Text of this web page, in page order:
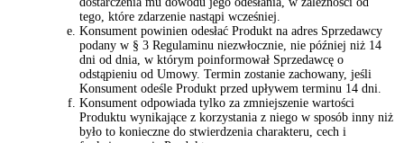
tego, które zdarzenie nastąpi wcześniej.
Konsument powinien odesłać Produkt na adres Sprzedawcy
podany w § 3 Regulaminu niezwłocznie, nie później niż 14
dni od dnia, w którym poinformował Sprzedawcę o
odstąpieniu od Umowy. Termin zostanie zachowany, jeśli
Konsument odeśle Produkt przed upływem terminu 14 dni.
Konsument odpowiada tylko za zmniejszenie wartości
Produktu wynikające z korzystania z niego w sposób inny niż
było to konieczne do stwierdzenia charakteru, cech i